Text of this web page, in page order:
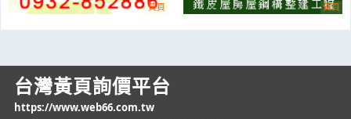
台灣黃頁詢價平台
https://www.web66.com.tw